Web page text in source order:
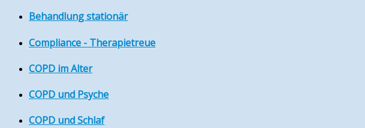
Behandlung stationär
Compliance - Therapietreue
COPD im Alter
COPD und Psyche
COPD und Schlaf